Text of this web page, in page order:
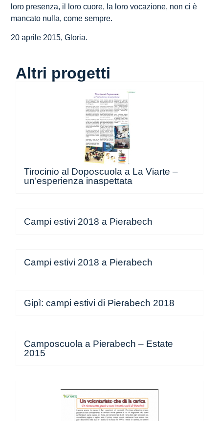
loro presenza, il loro cuore, la loro vocazione, non ci è
mancato nulla, come sempre.
20 aprile 2015, Gloria.
Altri progetti
Tirocinio al Doposcuola a La Viarte –
un’esperienza inaspettata
Campi estivi 2018 a Pierabech
Campi estivi 2018 a Pierabech
Gipì: campi estivi di Pierabech 2018
Camposcuola a Pierabech – Estate
2015